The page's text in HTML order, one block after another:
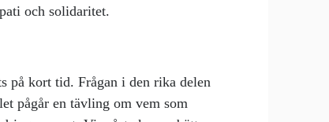
och solidaritet.
på kort tid. Frågan i den rika delen
pågår en tävling om vem som